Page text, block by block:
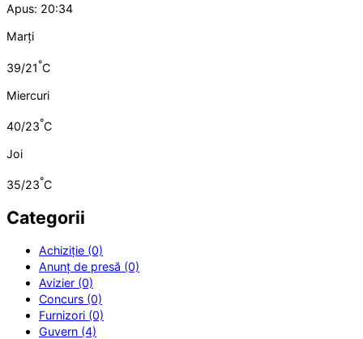
Apus: 20:34
Marți
39/21°C
Miercuri
40/23°C
Joi
35/23°C
Categorii
Achiziție (0)
Anunț de presă (0)
Avizier (0)
Concurs (0)
Furnizori (0)
Guvern (4)